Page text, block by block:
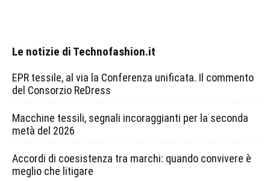
Le notizie di Technofashion.it
EPR tessile, al via la Conferenza unificata. Il commento
del Consorzio ReDress
Macchine tessili, segnali incoraggianti per la seconda
metà del 2026
Accordi di coesistenza tra marchi: quando convivere è
meglio che litigare